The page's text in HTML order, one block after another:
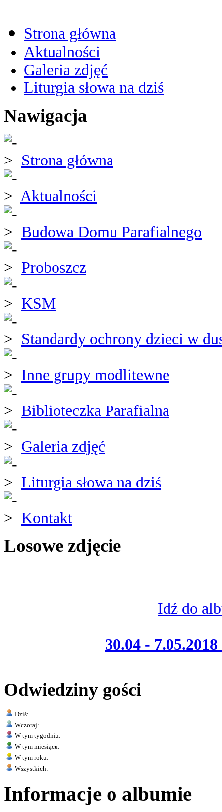
Strona główna
Aktualności
Galeria zdjęć
Liturgia słowa na dziś
Nawigacja
Strona główna
Aktualności
Budowa Domu Parafialnego
Proboszcz
KSM
Standardy ochrony dzieci w
Inne grupy modlitewne
Biblioteczka Parafialna
Galeria zdjęć
Liturgia słowa na dziś
Kontakt
Losowe zdjęcie
Idź do
30.04 -
Odwiedziny gości
Dziś:
Wczoraj:
W tym tygodniu:
W tym miesiącu:
W tym roku:
Wszystkich:
Informacje o albumie